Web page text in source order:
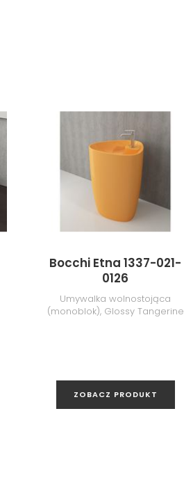
Bocchi Etna 1337-021-
0126
Umywalka wolnostojąca
(monoblok), Glossy Tangerine
ZOBACZ PRODUKT